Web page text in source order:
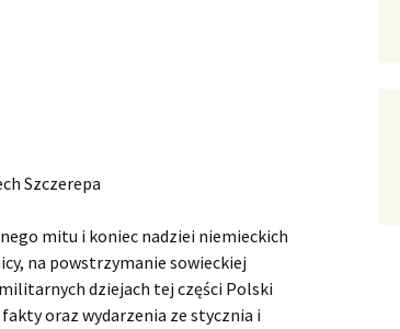
Szczerepa
mitu i koniec nadziei niemieckich
na powstrzymanie sowieckiej
dziejach tej części Polski
oraz wydarzenia ze stycznia i